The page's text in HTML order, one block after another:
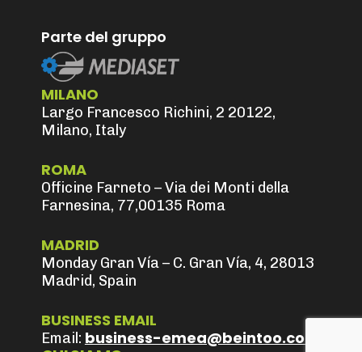
Parte del gruppo
MILANO
Largo Francesco Richini, 2 20122,
Milano, Italy
ROMA
Officine Farneto – Via dei Monti della
Farnesina, 77,00135 Roma
MADRID
Monday Gran Vía – C. Gran Vía, 4, 28013
Madrid, Spain
BUSINESS EMAIL
Email: business-emea@beintoo.com